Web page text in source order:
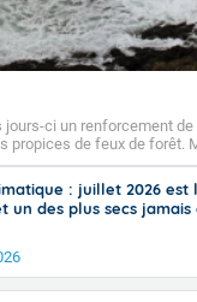
ci un renforcement
propices de feux de forêt.
ses caractéristiques ?
secteur nord-ouest à
part du Roussillon à la
de ce vent vient du
en allusion aux
: juillet 2026 est
un des plus secs